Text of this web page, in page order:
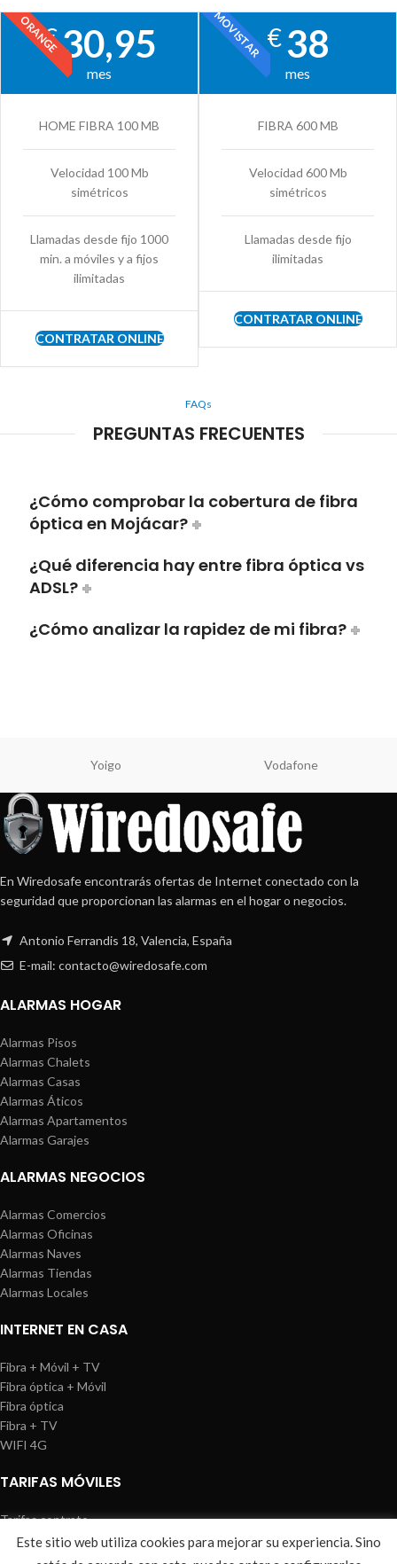
ORANGE
€30,95
mes
HOME FIBRA 100 MB
Velocidad 100 Mb
simétricos
Llamadas desde fijo 1000
min. a móviles y a fijos
ilimitadas
CONTRATAR ONLINE
MOVISTAR€38
mes
FIBRA 600 MB
Velocidad 600 Mb
simétricos
Llamadas desde fijo
ilimitadas
CONTRATAR ONLINE
FAQs
PREGUNTAS FRECUENTES
¿Cómo comprobar la cobertura de fibra
óptica en Mojácar?
¿Qué diferencia hay entre fibra óptica vs
ADSL?
¿Cómo analizar la rapidez de mi fibra?
Yoigo Vodafone
En Wiredosafe encontrarás ofertas de Internet conectado con la
seguridad que proporcionan las alarmas en el hogar o negocios.
Antonio Ferrandis 18, Valencia, España
E-mail: contacto@wiredosafe.com
ALARMAS HOGAR
Alarmas Pisos
Alarmas Chalets
Alarmas Casas
Alarmas Áticos
Alarmas Apartamentos
Alarmas Garajes
ALARMAS NEGOCIOS
Alarmas Comercios
Alarmas Oficinas
Alarmas Naves
Alarmas Tiendas
Alarmas Locales
INTERNET EN CASA
Fibra + Móvil + TV
Fibra óptica + Móvil
Fibra óptica
Fibra + TV
WIFI 4G
TARIFAS MÓVILES
Tarifas contrato
Tarifas prepago
WIREDOSAFE Aviso Legal Política de Cookies |Sitemap
Este sitio web utiliza cookies para mejorar su experiencia. Sino